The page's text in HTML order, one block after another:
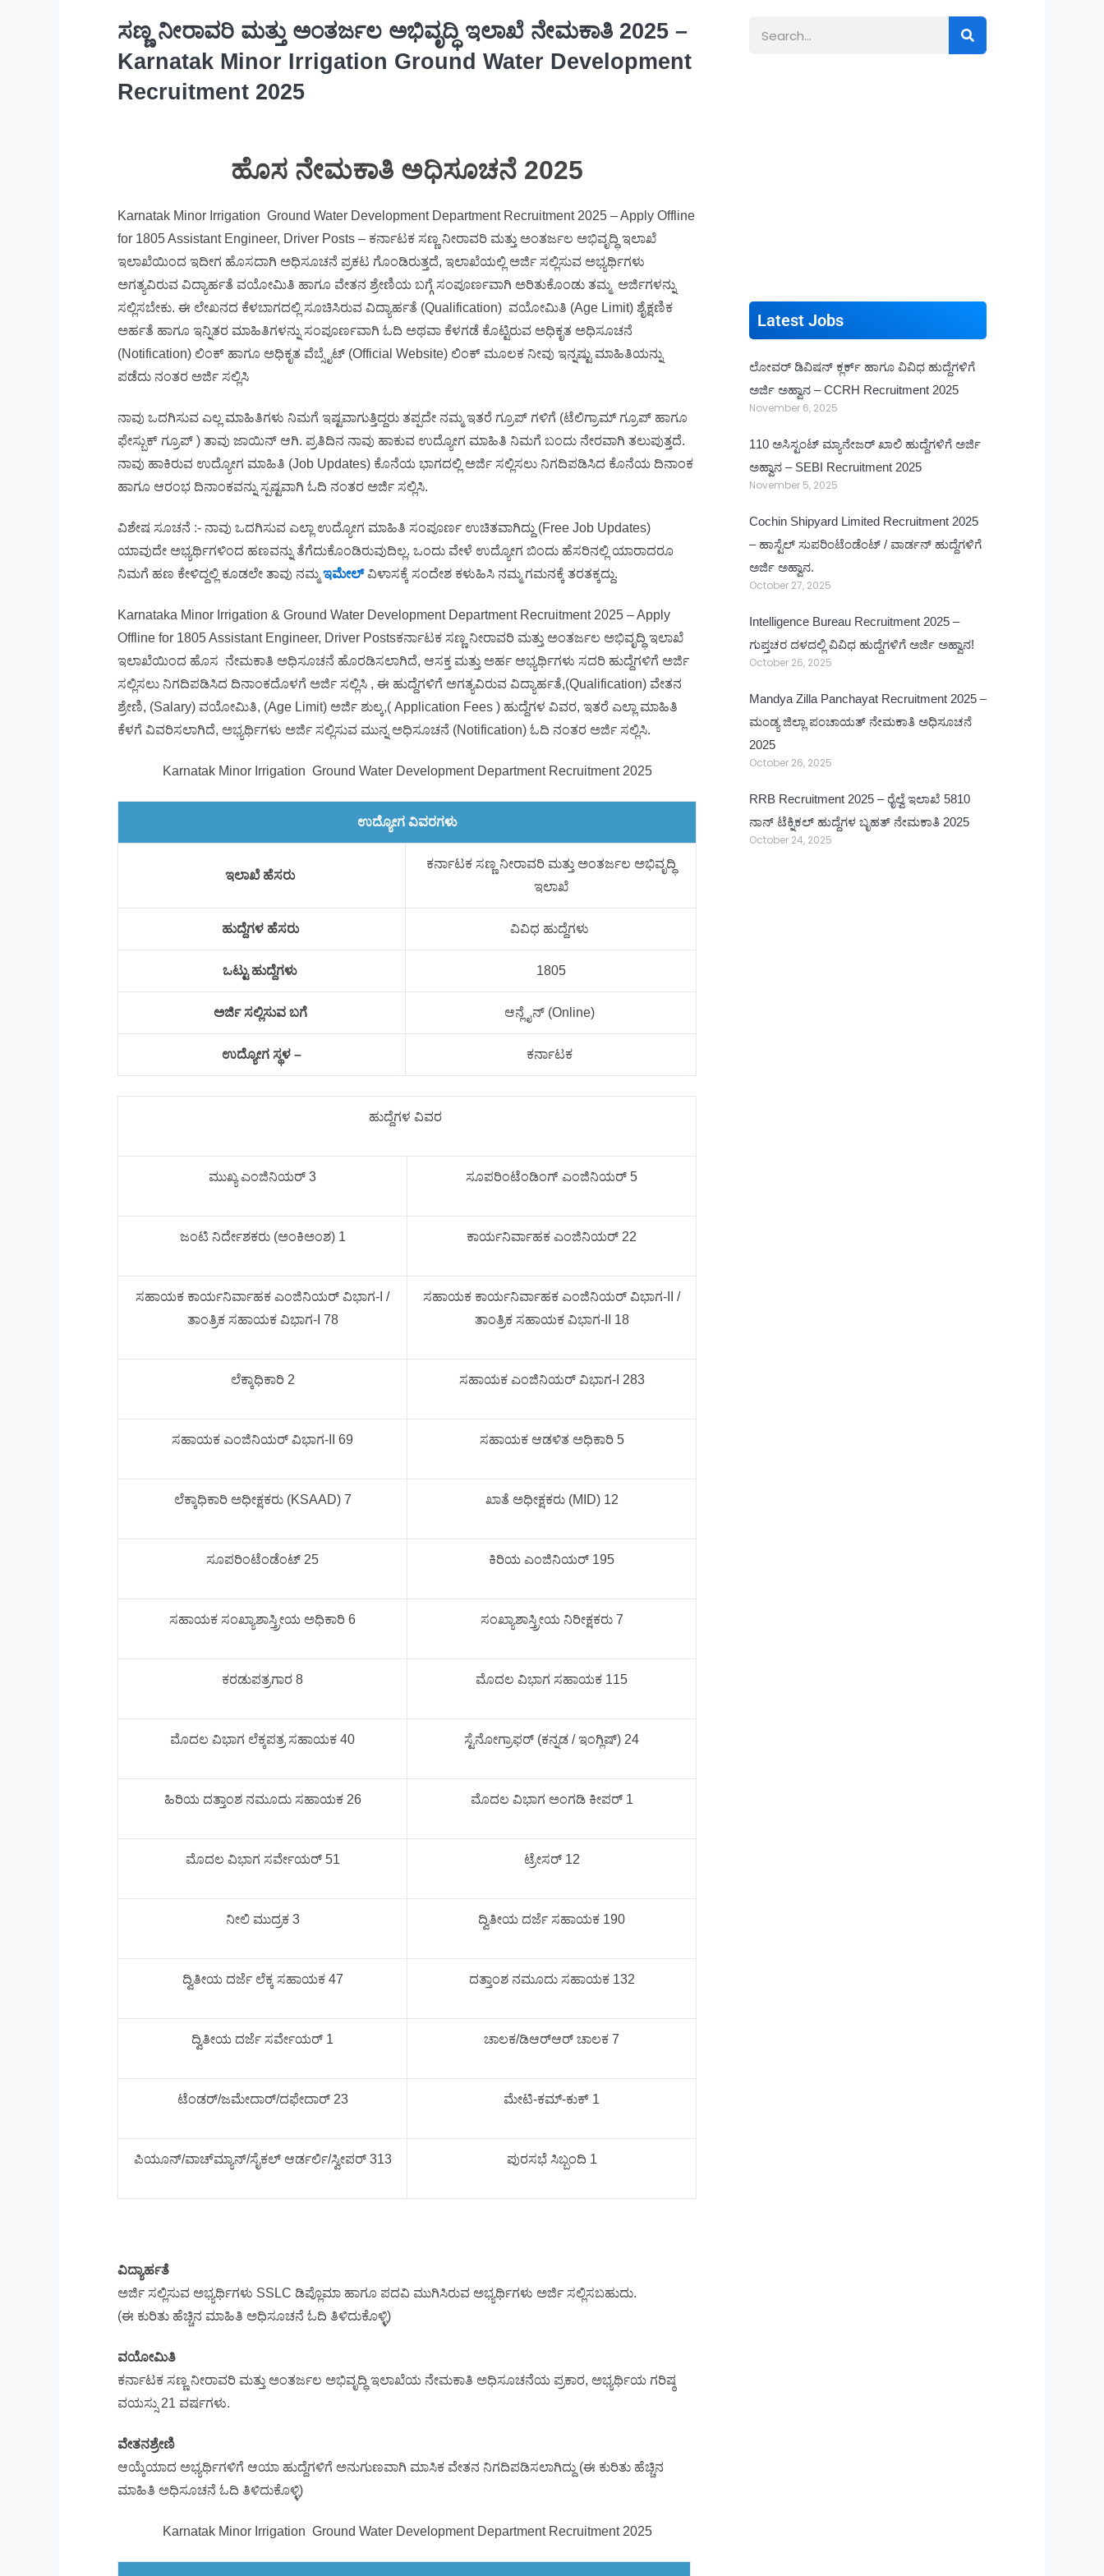
ಸಣ್ಣ ನೀರಾವರಿ ಮತ್ತು ಅಂತರ್ಜಲ ಅಭಿವೃದ್ಧಿ ಇಲಾಖೆ ನೇಮಕಾತಿ 2025 –
Karnatak Minor Irrigation Ground Water Development
Recruitment 2025
ಹೊಸ ನೇಮಕಾತಿ ಅಧಿಸೂಚನೆ 2025
Karnatak Minor Irrigation Ground Water Development Department Recruitment 2025 – Apply Offline
for 1805 Assistant Engineer, Driver Posts – ಕರ್ನಾಟಕ ಸಣ್ಣ ನೀರಾವರಿ ಮತ್ತು ಅಂತರ್ಜಲ ಅಭಿವೃದ್ಧಿ ಇಲಾಖೆ
ಇಲಾಖೆಯಿಂದ ಇದೀಗ ಹೊಸದಾಗಿ ಅಧಿಸೂಚನೆ ಪ್ರಕಟ ಗೊಂಡಿರುತ್ತದೆ, ಇಲಾಖೆಯಲ್ಲಿ ಅರ್ಜಿ ಸಲ್ಲಿಸುವ ಅಭ್ಯರ್ಥಿಗಳು
ಅಗತ್ಯವಿರುವ ವಿದ್ಯಾರ್ಹತೆ ವಯೋಮಿತಿ ಹಾಗೂ ವೇತನ ಶ್ರೇಣಿಯ ಬಗ್ಗೆ ಸಂಪೂರ್ಣವಾಗಿ ಅರಿತುಕೊಂಡು ತಮ್ಮ ಅರ್ಜಿಗಳನ್ನು
ಸಲ್ಲಿಸಬೇಕು. ಈ ಲೇಖನದ ಕೆಳಬಾಗದಲ್ಲಿ ಸೂಚಿಸಿರುವ ವಿದ್ಯಾರ್ಹತೆ (Qualification) ವಯೋಮಿತಿ (Age Limit) ಶೈಕ್ಷಣಿಕ
ಅರ್ಹತೆ ಹಾಗೂ ಇನ್ನಿತರ ಮಾಹಿತಿಗಳನ್ನು ಸಂಪೂರ್ಣವಾಗಿ ಓದಿ ಅಥವಾ ಕೆಳಗಡೆ ಕೊಟ್ಟಿರುವ ಅಧಿಕೃತ ಅಧಿಸೂಚನೆ
(Notification) ಲಿಂಕ್ ಹಾಗೂ ಅಧಿಕೃತ ವೆಬ್ಸೈಟ್ (Official Website) ಲಿಂಕ್ ಮೂಲಕ ನೀವು ಇನ್ನಷ್ಟು ಮಾಹಿತಿಯನ್ನು
ಪಡೆದು ನಂತರ ಅರ್ಜಿ ಸಲ್ಲಿಸಿ
ನಾವು ಒದಗಿಸುವ ಎಲ್ಲ ಮಾಹಿತಿಗಳು ನಿಮಗೆ ಇಷ್ಟವಾಗುತ್ತಿದ್ದರು ತಪ್ಪದೇ ನಮ್ಮ ಇತರೆ ಗ್ರೂಪ್ ಗಳಿಗೆ (ಟೆಲಿಗ್ರಾಮ್ ಗ್ರೂಪ್ ಹಾಗೂ
ಫೇಸ್ಬುಕ್ ಗ್ರೂಪ್ ) ತಾವು ಜಾಯಿನ್ ಆಗಿ. ಪ್ರತಿದಿನ ನಾವು ಹಾಕುವ ಉದ್ಯೋಗ ಮಾಹಿತಿ ನಿಮಗೆ ಬಂದು ನೇರವಾಗಿ ತಲುಪುತ್ತದೆ.
ನಾವು ಹಾಕಿರುವ ಉದ್ಯೋಗ ಮಾಹಿತಿ (Job Updates) ಕೊನೆಯ ಭಾಗದಲ್ಲಿ ಅರ್ಜಿ ಸಲ್ಲಿಸಲು ನಿಗದಿಪಡಿಸಿದ ಕೊನೆಯ ದಿನಾಂಕ
ಹಾಗೂ ಆರಂಭ ದಿನಾಂಕವನ್ನು ಸ್ಪಷ್ಟವಾಗಿ ಓದಿ ನಂತರ ಅರ್ಜಿ ಸಲ್ಲಿಸಿ.
ವಿಶೇಷ ಸೂಚನೆ :- ನಾವು ಒದಗಿಸುವ ಎಲ್ಲಾ ಉದ್ಯೋಗ ಮಾಹಿತಿ ಸಂಪೂರ್ಣ ಉಚಿತವಾಗಿದ್ದು (Free Job Updates)
ಯಾವುದೇ ಅಭ್ಯರ್ಥಿಗಳಿಂದ ಹಣವನ್ನು ತೆಗೆದುಕೊಂಡಿರುವುದಿಲ್ಲ. ಒಂದು ವೇಳೆ ಉದ್ಯೋಗ ಬಿಂದು ಹೆಸರಿನಲ್ಲಿ ಯಾರಾದರೂ
ನಿಮಗೆ ಹಣ ಕೇಳಿದ್ದಲ್ಲಿ ಕೂಡಲೇ ತಾವು ನಮ್ಮಇಮೇಲ್ವಿಳಾಸಕ್ಕೆ ಸಂದೇಶ ಕಳುಹಿಸಿ ನಮ್ಮ ಗಮನಕ್ಕೆ ತರತಕ್ಕದ್ದು.
Karnataka Minor Irrigation & Ground Water Development Department Recruitment 2025 – Apply
Offline for 1805 Assistant Engineer, Driver Postsಕರ್ನಾಟಕ ಸಣ್ಣ ನೀರಾವರಿ ಮತ್ತು ಅಂತರ್ಜಲ ಅಭಿವೃದ್ಧಿ ಇಲಾಖೆ
ಇಲಾಖೆಯಿಂದ ಹೊಸ ನೇಮಕಾತಿ ಅಧಿಸೂಚನೆ ಹೊರಡಿಸಲಾಗಿದೆ, ಆಸಕ್ತ ಮತ್ತು ಅರ್ಹ ಅಭ್ಯರ್ಥಿಗಳು ಸದರಿ ಹುದ್ದೆಗಳಿಗೆ ಅರ್ಜಿ
ಸಲ್ಲಿಸಲು ನಿಗದಿಪಡಿಸಿದ ದಿನಾಂಕದೊಳಗೆ ಅರ್ಜಿ ಸಲ್ಲಿಸಿ , ಈ ಹುದ್ದೆಗಳಿಗೆ ಅಗತ್ಯವಿರುವ ವಿದ್ಯಾರ್ಹತೆ,(Qualification) ವೇತನ
ಶ್ರೇಣಿ, (Salary) ವಯೋಮಿತಿ, (Age Limit) ಅರ್ಜಿ ಶುಲ್ಕ,( Application Fees ) ಹುದ್ದೆಗಳ ವಿವರ, ಇತರೆ ಎಲ್ಲಾ ಮಾಹಿತಿ
ಕೆಳಗೆ ವಿವರಿಸಲಾಗಿದೆ, ಅಭ್ಯರ್ಥಿಗಳು ಅರ್ಜಿ ಸಲ್ಲಿಸುವ ಮುನ್ನ ಅಧಿಸೂಚನೆ (Notification) ಓದಿ ನಂತರ ಅರ್ಜಿ ಸಲ್ಲಿಸಿ.
Karnatak Minor Irrigation Ground Water Development Department Recruitment 2025
ಉದ್ಯೋಗ ವಿವರಗಳು
ಇಲಾಖೆ ಹೆಸರು
ಕರ್ನಾಟಕ ಸಣ್ಣ ನೀರಾವರಿ ಮತ್ತು ಅಂತರ್ಜಲ ಅಭಿವೃದ್ಧಿ
ಇಲಾಖೆ
ಹುದ್ದೆಗಳ ಹೆಸರು ವಿವಿಧ ಹುದ್ದೆಗಳು
ಒಟ್ಟು ಹುದ್ದೆಗಳು 1805
ಅರ್ಜಿ ಸಲ್ಲಿಸುವ ಬಗೆ ಆನ್ಲೈನ್ (Online)
ಉದ್ಯೋಗ ಸ್ಥಳ – ಕರ್ನಾಟಕ
ಹುದ್ದೆಗಳ ವಿವರ
ಮುಖ್ಯ ಎಂಜಿನಿಯರ್ 3 ಸೂಪರಿಂಟೆಂಡಿಂಗ್ ಎಂಜಿನಿಯರ್ 5
ಜಂಟಿ ನಿರ್ದೇಶಕರು (ಅಂಕಿಅಂಶ) 1 ಕಾರ್ಯನಿರ್ವಾಹಕ ಎಂಜಿನಿಯರ್ 22
ಸಹಾಯಕ ಕಾರ್ಯನಿರ್ವಾಹಕ ಎಂಜಿನಿಯರ್ ವಿಭಾಗ-I /
ತಾಂತ್ರಿಕ ಸಹಾಯಕ ವಿಭಾಗ-I 78
ಸಹಾಯಕ ಕಾರ್ಯನಿರ್ವಾಹಕ ಎಂಜಿನಿಯರ್ ವಿಭಾಗ-II /
ತಾಂತ್ರಿಕ ಸಹಾಯಕ ವಿಭಾಗ-II 18
ಲೆಕ್ಕಾಧಿಕಾರಿ 2 ಸಹಾಯಕ ಎಂಜಿನಿಯರ್ ವಿಭಾಗ-I 283
ಸಹಾಯಕ ಎಂಜಿನಿಯರ್ ವಿಭಾಗ-II 69 ಸಹಾಯಕ ಆಡಳಿತ ಅಧಿಕಾರಿ 5
ಲೆಕ್ಕಾಧಿಕಾರಿ ಅಧೀಕ್ಷಕರು (KSAAD) 7 ಖಾತೆ ಅಧೀಕ್ಷಕರು (MID) 12
ಸೂಪರಿಂಟೆಂಡೆಂಟ್ 25 ಕಿರಿಯ ಎಂಜಿನಿಯರ್ 195
ಸಹಾಯಕ ಸಂಖ್ಯಾಶಾಸ್ತ್ರೀಯ ಅಧಿಕಾರಿ 6 ಸಂಖ್ಯಾಶಾಸ್ತ್ರೀಯ ನಿರೀಕ್ಷಕರು 7
ಕರಡುಪತ್ರಗಾರ 8 ಮೊದಲ ವಿಭಾಗ ಸಹಾಯಕ 115
ಮೊದಲ ವಿಭಾಗ ಲೆಕ್ಕಪತ್ರ ಸಹಾಯಕ 40 ಸ್ಟೆನೋಗ್ರಾಫರ್ (ಕನ್ನಡ / ಇಂಗ್ಲಿಷ್) 24
ಹಿರಿಯ ದತ್ತಾಂಶ ನಮೂದು ಸಹಾಯಕ 26 ಮೊದಲ ವಿಭಾಗ ಅಂಗಡಿ ಕೀಪರ್ 1
ಮೊದಲ ವಿಭಾಗ ಸರ್ವೇಯರ್ 51 ಟ್ರೇಸರ್ 12
ನೀಲಿ ಮುದ್ರಕ 3 ದ್ವಿತೀಯ ದರ್ಜೆ ಸಹಾಯಕ 190
ದ್ವಿತೀಯ ದರ್ಜೆ ಲೆಕ್ಕ ಸಹಾಯಕ 47 ದತ್ತಾಂಶ ನಮೂದು ಸಹಾಯಕ 132
ದ್ವಿತೀಯ ದರ್ಜೆ ಸರ್ವೇಯರ್ 1 ಚಾಲಕ/ಡಿಆರ್‌ಆರ್ ಚಾಲಕ 7
ಟೆಂಡರ್/ಜಮೇದಾರ್/ದಫೇದಾರ್ 23 ಮೇಟಿ-ಕಮ್-ಕುಕ್ 1
ಪಿಯೂನ್/ವಾಚ್‌ಮ್ಯಾನ್/ಸೈಕಲ್ ಆರ್ಡರ್ಲಿ/ಸ್ವೀಪರ್ 313 ಪುರಸಭೆ ಸಿಬ್ಬಂದಿ 1
ವಿದ್ಯಾರ್ಹತೆ
ಅರ್ಜಿ ಸಲ್ಲಿಸುವ ಅಭ್ಯರ್ಥಿಗಳು SSLC ಡಿಪ್ಲೊಮಾ ಹಾಗೂ ಪದವಿ ಮುಗಿಸಿರುವ ಅಭ್ಯರ್ಥಿಗಳು ಅರ್ಜಿ ಸಲ್ಲಿಸಬಹುದು.
(ಈ ಕುರಿತು ಹೆಚ್ಚಿನ ಮಾಹಿತಿ ಅಧಿಸೂಚನೆ ಓದಿ ತಿಳಿದುಕೊಳ್ಳಿ)
ವಯೋಮಿತಿ
ಕರ್ನಾಟಕ ಸಣ್ಣ ನೀರಾವರಿ ಮತ್ತು ಅಂತರ್ಜಲ ಅಭಿವೃದ್ಧಿ ಇಲಾಖೆಯ ನೇಮಕಾತಿ ಅಧಿಸೂಚನೆಯ ಪ್ರಕಾರ, ಅಭ್ಯರ್ಥಿಯ ಗರಿಷ್ಠ
ವಯಸ್ಸು 21 ವರ್ಷಗಳು.
ವೇತನಶ್ರೇಣಿ
ಆಯ್ಕೆಯಾದ ಅಭ್ಯರ್ಥಿಗಳಿಗೆ ಆಯಾ ಹುದ್ದೆಗಳಿಗೆ ಅನುಗುಣವಾಗಿ ಮಾಸಿಕ ವೇತನ ನಿಗದಿಪಡಿಸಲಾಗಿದ್ದು (ಈ ಕುರಿತು ಹೆಚ್ಚಿನ
ಮಾಹಿತಿ ಅಧಿಸೂಚನೆ ಓದಿ ತಿಳಿದುಕೊಳ್ಳಿ)
Karnatak Minor Irrigation Ground Water Development Department Recruitment 2025
Search
Latest Jobs
ಲೋವರ್ ಡಿವಿಷನ್ ಕ್ಲರ್ಕ್ ಹಾಗೂ ವಿವಿಧ ಹುದ್ದೆಗಳಿಗೆ
ಅರ್ಜಿ ಅಹ್ವಾನ – CCRH Recruitment 2025
November 6, 2025
110 ಅಸಿಸ್ಟಂಟ್ ಮ್ಯಾನೇಜರ್ ಖಾಲಿ ಹುದ್ದೆಗಳಿಗೆ ಅರ್ಜಿ
ಅಹ್ವಾನ – SEBI Recruitment 2025
November 5, 2025
Cochin Shipyard Limited Recruitment 2025
– ಹಾಸ್ಟೆಲ್ ಸುಪರಿಂಟೆಂಡೆಂಟ್ / ವಾರ್ಡನ್ ಹುದ್ದೆಗಳಿಗೆ
ಅರ್ಜಿ ಅಹ್ವಾನ.
October 27, 2025
Intelligence Bureau Recruitment 2025 –
ಗುಪ್ತಚರ ದಳದಲ್ಲಿ ವಿವಿಧ ಹುದ್ದೆಗಳಿಗೆ ಅರ್ಜಿ ಅಹ್ವಾನ!
October 26, 2025
Mandya Zilla Panchayat Recruitment 2025 –
ಮಂಡ್ಯ ಜಿಲ್ಲಾ ಪಂಚಾಯತ್ ನೇಮಕಾತಿ ಅಧಿಸೂಚನೆ
2025
October 26, 2025
RRB Recruitment 2025 – ರೈಲ್ವೆ ಇಲಾಖೆ 5810
ನಾನ್ ಟೆಕ್ನಿಕಲ್ ಹುದ್ದೆಗಳ ಬೃಹತ್ ನೇಮಕಾತಿ 2025
October 24, 2025